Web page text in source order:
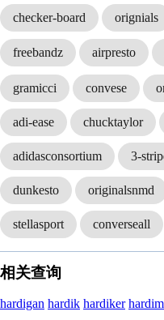
checker-board orignials
freebandz airpresto
gramicci convese
adi-ease chucktaylor
adidasconsortium 3-
dunkesto originalsnmd
stellasport converseall
相关查询
hardigan hardik hardiker